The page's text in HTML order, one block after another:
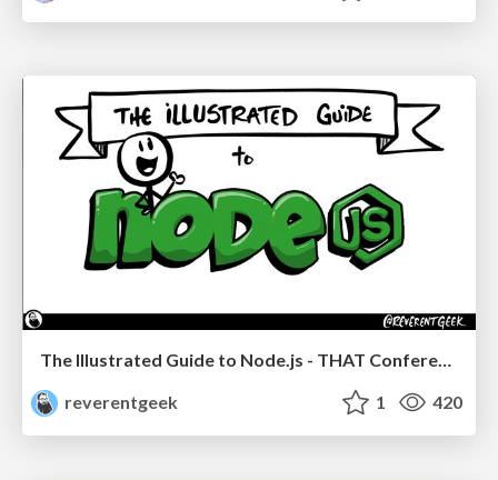
The Illustrated Guide to Node.js - THAT Conference 2024
reverentgeek
1 420